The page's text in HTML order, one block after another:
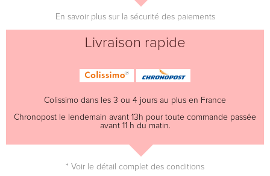
En savoir plus sur la sécurité des paiements
Livraison rapide
Colissimo dans les 3 ou 4 jours au plus en France
Chronopost le lendemain avant 13h pour toute commande passée
avant 11 h du matin.
* Voir le détail complet des conditions